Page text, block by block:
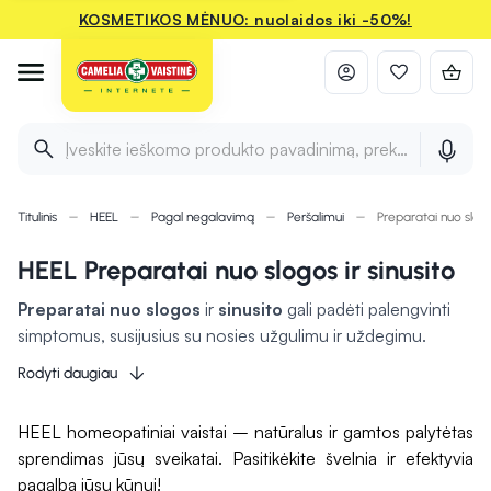
KOSMETIKOS MĖNUO: nuolaidos iki -50%!
Įveskite ieškomo produkto pavadinimą, prekės ženklą ir
Titulinis HEEL Pagal negalavimą Peršalimui Preparatai nuo
HEEL Preparatai nuo slogos ir sinusito
Preparatai nuo slogos ir sinusito gali padėti palengvinti
simptomus, susijusius su nosies užgulimu ir uždegimu.
Nosies purškalai
kaip oksimetazolino ar ksilometazolino, kurie
kvėpavimą. Kapsulės arba tabletės, kurių sudėtyje yra
veikliųjų medžiagų, skirtų mažinti uždegimą, gali palengvinti
Rodyti daugiau
HEEL homeopatiniai vaistai – natūralus ir gamtos palytėtas
sprendimas jūsų sveikatai. Pasitikėkite švelnia ir efektyvia
pagalba jūsų kūnui!